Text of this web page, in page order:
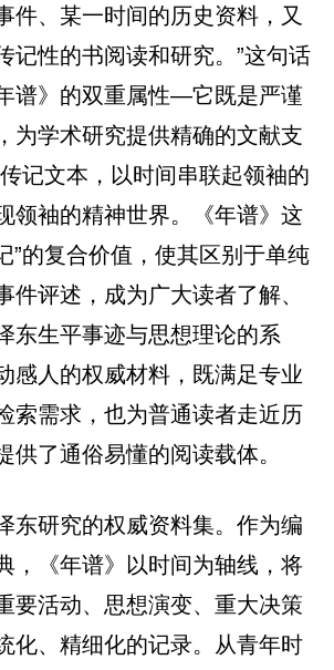
件、某一时间的历史资料，又
记性的书阅读和研究。”这句话
谱》的双重属性—它既是严谨
为学术研究提供精确的文献支
记文本，以时间串联起领袖的
领袖的精神世界。《年谱》这
”的复合价值，使其区别于单纯
件评述，成为广大读者了解、
东生平事迹与思想理论的系
感人的权威材料，既满足专业
索需求，也为普通读者走近历
供了通俗易懂的阅读载体。
东研究的权威资料集。作为编
，《年谱》以时间为轴线，将
要活动、思想演变、重大决策
化、精细化的记录。从青年时